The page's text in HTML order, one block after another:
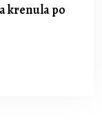
krenula po